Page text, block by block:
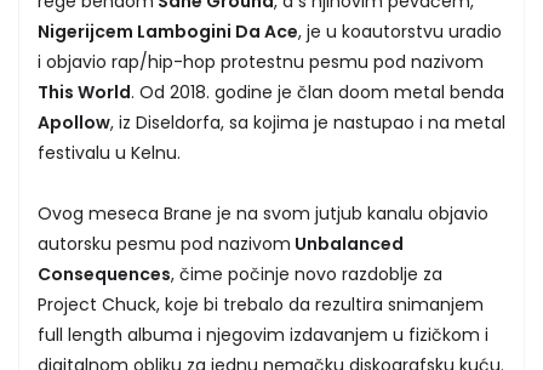
Nigerijcem Lambogini Da Ace, je u koautorstvu uradio
i objavio rap/hip-hop protestnu pesmu pod nazivom
This World. Od 2018. godine je član doom metal benda
Apollow, iz Diseldorfa, sa kojima je nastupao i na metal
festivalu u Kelnu.
Ovog meseca Brane je na svom jutjub kanalu objavio
autorsku pesmu pod nazivom Unbalanced
Consequences, čime počinje novo razdoblje za
Project Chuck, koje bi trebalo da rezultira snimanjem
full length albuma i njegovim izdavanjem u fizičkom i
digitalnom obliku za jednu nemačku diskografsku kuću.